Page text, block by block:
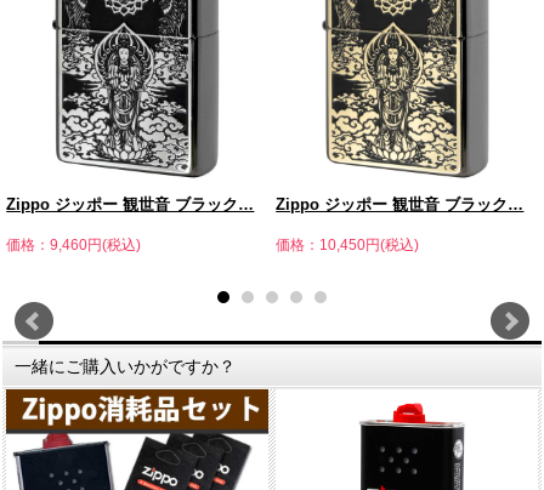
Zippo ジッポー 観世音 ブラック…
価格：9,460円(税込)
Zippo ジッポー 観世音 ブラック…
価格：10,450円(税込)
一緒にご購入いかがですか？